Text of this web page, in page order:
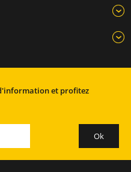
et profitez